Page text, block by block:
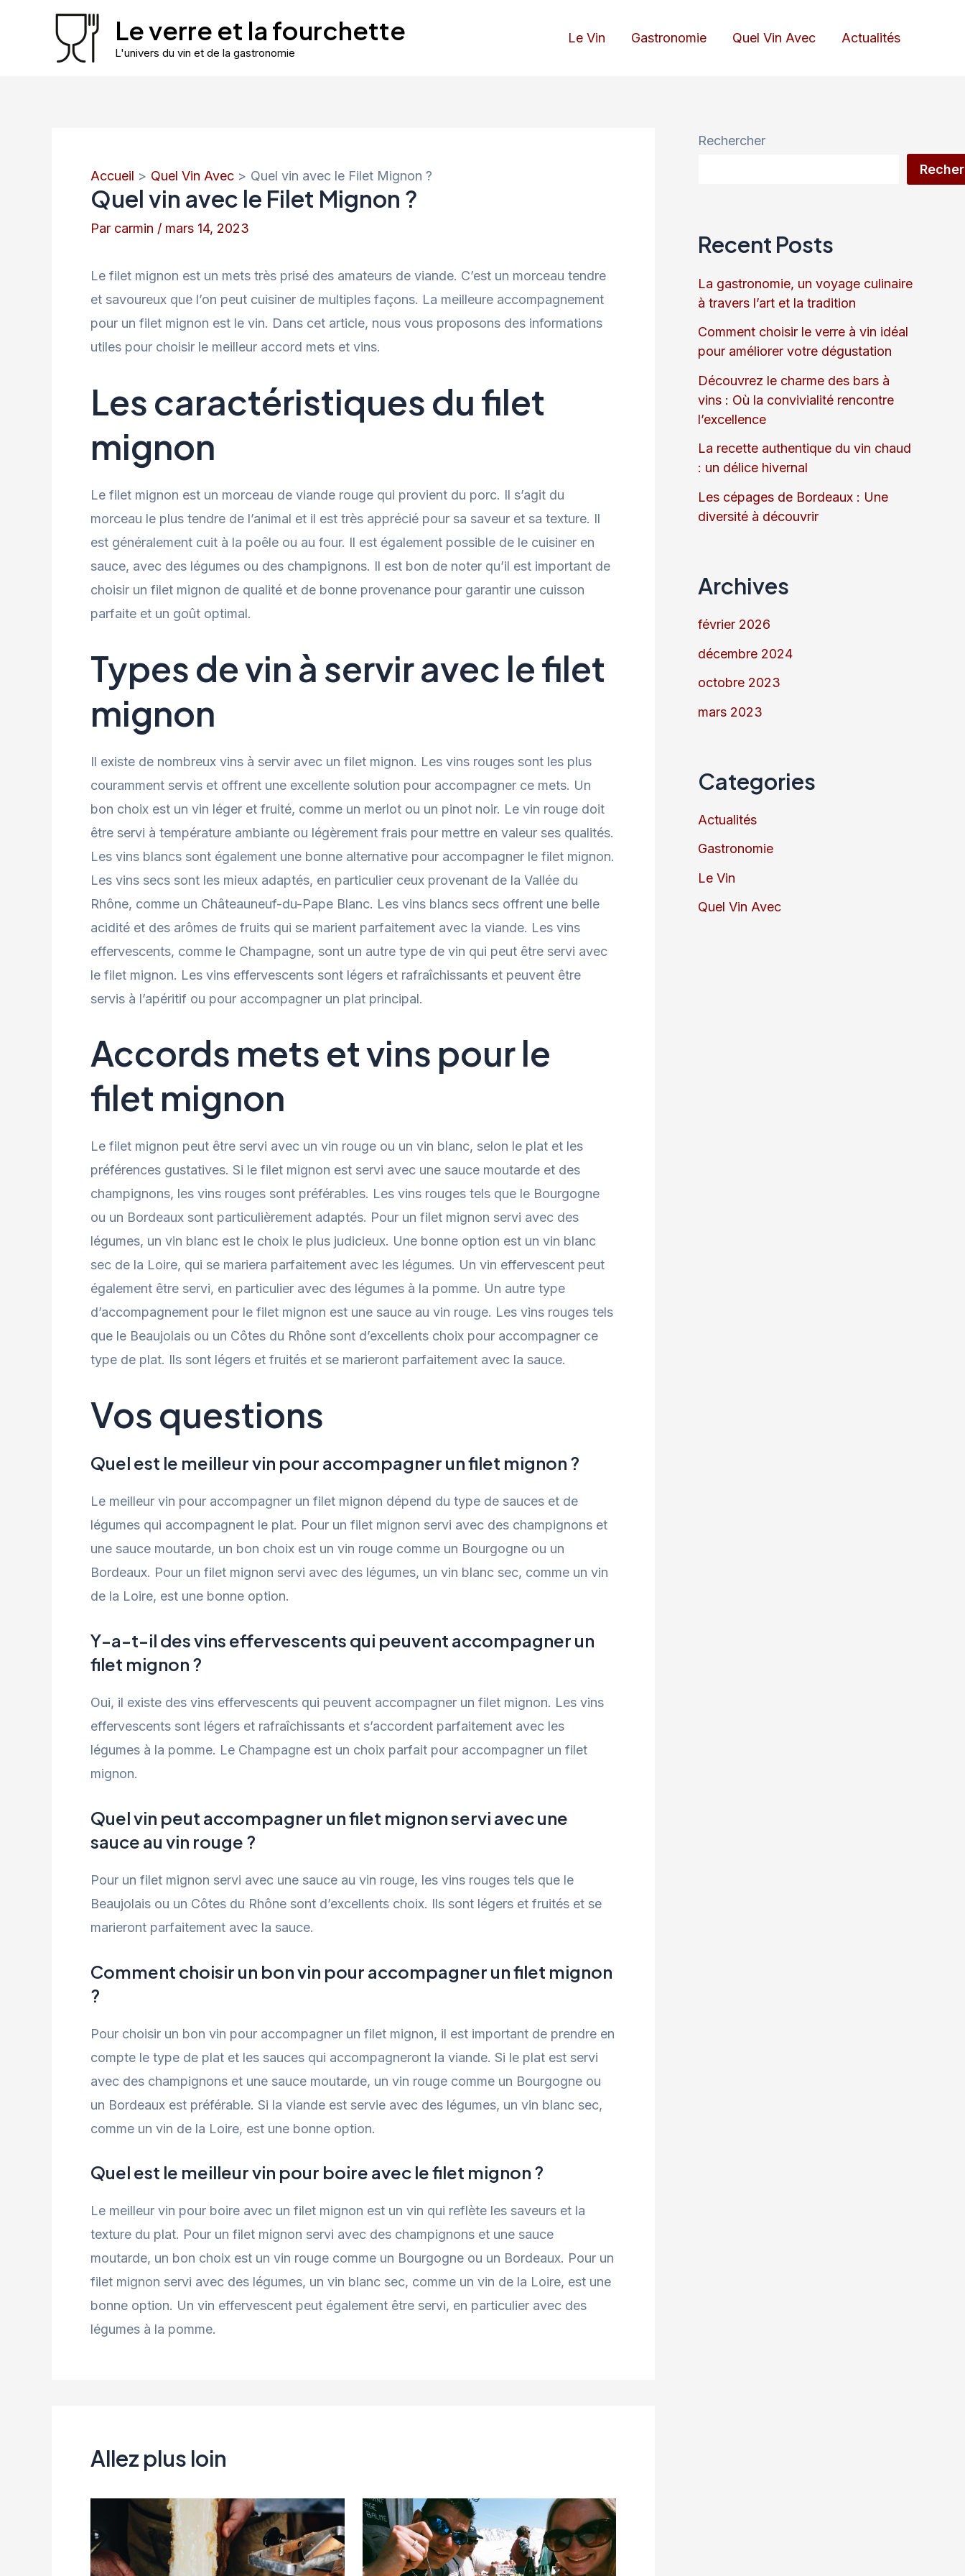
Le verre et la fourchette
L'univers du vin et de la gastronomie
Le Vin Gastronomie Quel Vin Avec Actualités
Accueil Quel Vin Avec Quel vin avec le Filet Mignon ?
Quel vin avec le Filet Mignon ?
Par carmin / mars 14, 2023
Le filet mignon est un mets très prisé des amateurs de viande. C’est un morceau tendre
et savoureux que l’on peut cuisiner de multiples façons. La meilleure accompagnement
pour un filet mignon est le vin. Dans cet article, nous vous proposons des informations
utiles pour choisir le meilleur accord mets et vins.
Les caractéristiques du filet
mignon
Le filet mignon est un morceau de viande rouge qui provient du porc. Il s’agit du
morceau le plus tendre de l’animal et il est très apprécié pour sa saveur et sa texture. Il
est généralement cuit à la poêle ou au four. Il est également possible de le cuisiner en
sauce, avec des légumes ou des champignons. Il est bon de noter qu’il est important de
choisir un filet mignon de qualité et de bonne provenance pour garantir une cuisson
parfaite et un goût optimal.
Types de vin à servir avec le filet
mignon
Il existe de nombreux vins à servir avec un filet mignon. Les vins rouges sont les plus
couramment servis et offrent une excellente solution pour accompagner ce mets. Un
bon choix est un vin léger et fruité, comme un merlot ou un pinot noir. Le vin rouge doit
être servi à température ambiante ou légèrement frais pour mettre en valeur ses qualités.
Les vins blancs sont également une bonne alternative pour accompagner le filet mignon.
Les vins secs sont les mieux adaptés, en particulier ceux provenant de la Vallée du
Rhône, comme un Châteauneuf-du-Pape Blanc. Les vins blancs secs offrent une belle
acidité et des arômes de fruits qui se marient parfaitement avec la viande. Les vins
effervescents, comme le Champagne, sont un autre type de vin qui peut être servi avec
le filet mignon. Les vins effervescents sont légers et rafraîchissants et peuvent être
servis à l’apéritif ou pour accompagner un plat principal.
Accords mets et vins pour le
filet mignon
Le filet mignon peut être servi avec un vin rouge ou un vin blanc, selon le plat et les
préférences gustatives. Si le filet mignon est servi avec une sauce moutarde et des
champignons, les vins rouges sont préférables. Les vins rouges tels que le Bourgogne
ou un Bordeaux sont particulièrement adaptés. Pour un filet mignon servi avec des
légumes, un vin blanc est le choix le plus judicieux. Une bonne option est un vin blanc
sec de la Loire, qui se mariera parfaitement avec les légumes. Un vin effervescent peut
également être servi, en particulier avec des légumes à la pomme. Un autre type
d’accompagnement pour le filet mignon est une sauce au vin rouge. Les vins rouges tels
que le Beaujolais ou un Côtes du Rhône sont d’excellents choix pour accompagner ce
type de plat. Ils sont légers et fruités et se marieront parfaitement avec la sauce.
Vos questions
Quel est le meilleur vin pour accompagner un filet mignon ?
Le meilleur vin pour accompagner un filet mignon dépend du type de sauces et de
légumes qui accompagnent le plat. Pour un filet mignon servi avec des champignons et
une sauce moutarde, un bon choix est un vin rouge comme un Bourgogne ou un
Bordeaux. Pour un filet mignon servi avec des légumes, un vin blanc sec, comme un vin
de la Loire, est une bonne option.
Y-a-t-il des vins effervescents qui peuvent accompagner un
filet mignon ?
Oui, il existe des vins effervescents qui peuvent accompagner un filet mignon. Les vins
effervescents sont légers et rafraîchissants et s’accordent parfaitement avec les
légumes à la pomme. Le Champagne est un choix parfait pour accompagner un filet
mignon.
Quel vin peut accompagner un filet mignon servi avec une
sauce au vin rouge ?
Pour un filet mignon servi avec une sauce au vin rouge, les vins rouges tels que le
Beaujolais ou un Côtes du Rhône sont d’excellents choix. Ils sont légers et fruités et se
marieront parfaitement avec la sauce.
Comment choisir un bon vin pour accompagner un filet mignon
?
Pour choisir un bon vin pour accompagner un filet mignon, il est important de prendre en
compte le type de plat et les sauces qui accompagneront la viande. Si le plat est servi
avec des champignons et une sauce moutarde, un vin rouge comme un Bourgogne ou
un Bordeaux est préférable. Si la viande est servie avec des légumes, un vin blanc sec,
comme un vin de la Loire, est une bonne option.
Quel est le meilleur vin pour boire avec le filet mignon ?
Le meilleur vin pour boire avec un filet mignon est un vin qui reflète les saveurs et la
texture du plat. Pour un filet mignon servi avec des champignons et une sauce
moutarde, un bon choix est un vin rouge comme un Bourgogne ou un Bordeaux. Pour un
filet mignon servi avec des légumes, un vin blanc sec, comme un vin de la Loire, est une
bonne option. Un vin effervescent peut également être servi, en particulier avec des
légumes à la pomme.
Allez plus loin
Rechercher
Recent Posts
La gastronomie, un voyage culinaire
à travers l’art et la tradition
Comment choisir le verre à vin idéal
pour améliorer votre dégustation
Découvrez le charme des bars à
vins : Où la convivialité rencontre
l’excellence
La recette authentique du vin chaud
: un délice hivernal
Les cépages de Bordeaux : Une
diversité à découvrir
Archives
février 2026
décembre 2024
octobre 2023
mars 2023
Categories
Actualités
Gastronomie
Le Vin
Quel Vin Avec